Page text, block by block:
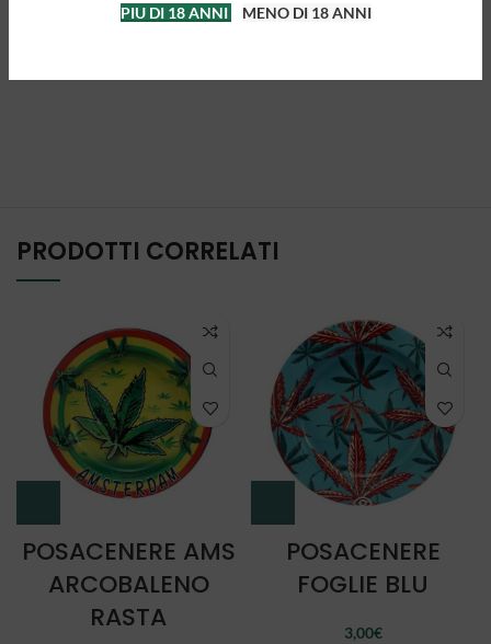
PIU DI 18 ANNI MENO DI 18 ANNI
PRODOTTI CORRELATI
POSACENERE AMS
ARCOBALENO
RASTA
POSACENERE
FOGLIE BLU
3,00€